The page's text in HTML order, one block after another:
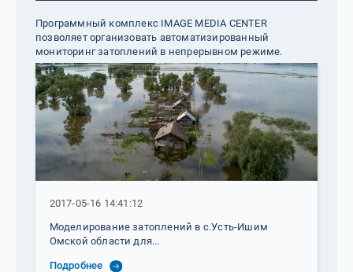
Программный комплекс IMAGE MEDIA CENTER
позволяет организовать автоматизированный
мониторинг затоплений в непрерывном режиме.
2017-05-16 14:41:12
Моделирование затоплений в с.Усть-Ишим
Омской области для...
Подробнее